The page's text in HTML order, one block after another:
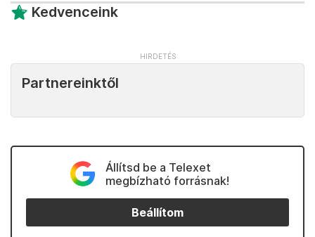
Kedvenceink
Partnereinktől
Állítsd be a Telexet
megbízható forrásnak!
Beállítom